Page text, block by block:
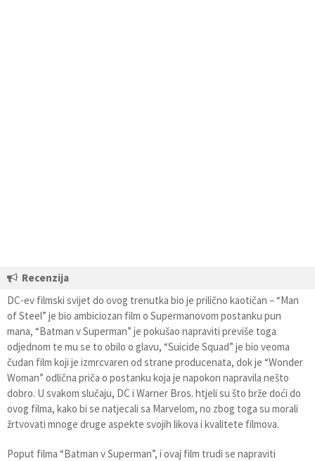
Recenzija
DC-ev filmski svijet do ovog trenutka bio je prilično kaotičan – “Man
of Steel” je bio ambiciozan film o Supermanovom postanku pun
mana, “Batman v Superman” je pokušao napraviti previše toga
odjednom te mu se to obilo o glavu, “Suicide Squad” je bio veoma
čudan film koji je izmrcvaren od strane producenata, dok je “Wonder
Woman” odlična priča o postanku koja je napokon napravila nešto
dobro. U svakom slučaju, DC i Warner Bros. htjeli su što brže doći do
ovog filma, kako bi se natjecali sa Marvelom, no zbog toga su morali
žrtvovati mnoge druge aspekte svojih likova i kvalitete filmova.
Poput filma “Batman v Superman”, i ovaj film trudi se napraviti